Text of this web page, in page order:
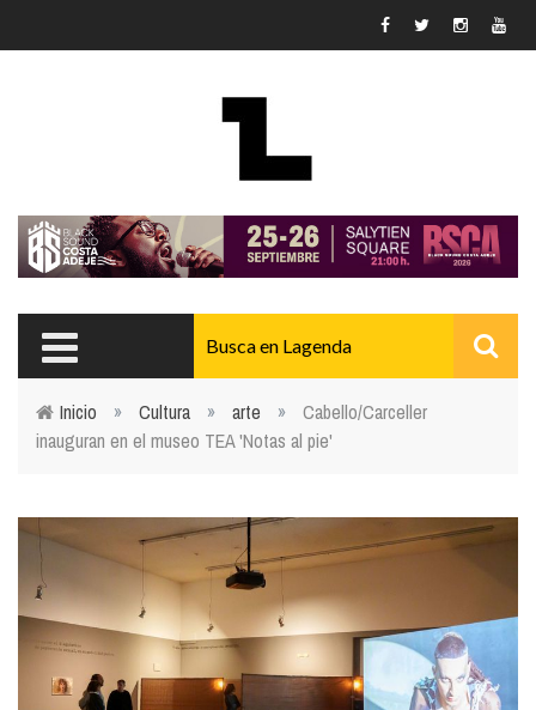
Usted está aquí
Inicio » Cultura » arte »
Cabello/Carceller
inauguran en el museo TEA 'Notas al pie'